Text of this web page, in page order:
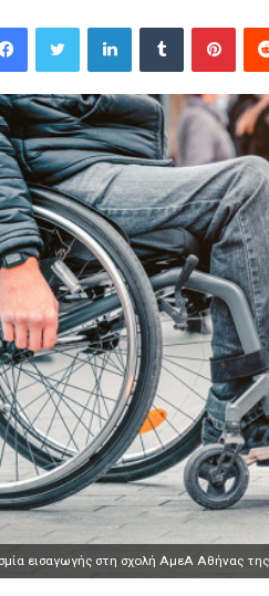
εισαγωγής στη σχολή ΑμεΑ Αθήνας